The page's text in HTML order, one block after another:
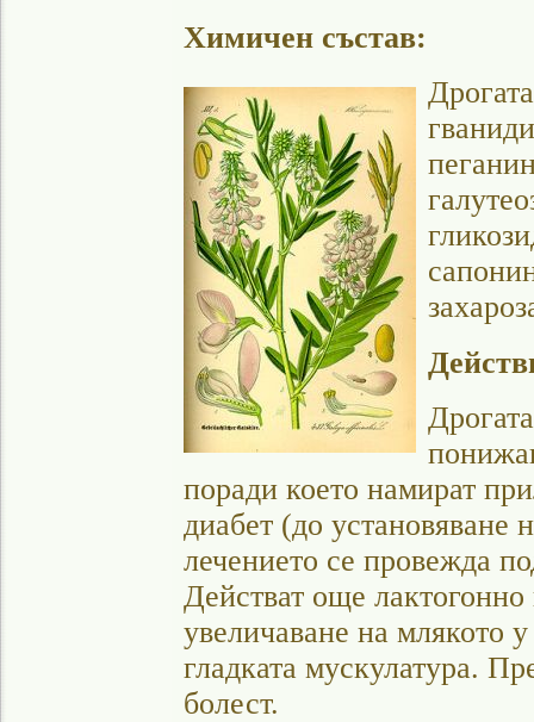
Химичен състав:
поради което намират
диабет (до установяване
лечението се провежда
Действат още лактогонно
увеличаване на млякото
гладката мускулатура.
болест.